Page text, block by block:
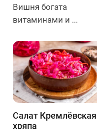
Вишня богата
витаминами и ...
Салат Кремлёвская
хряпа